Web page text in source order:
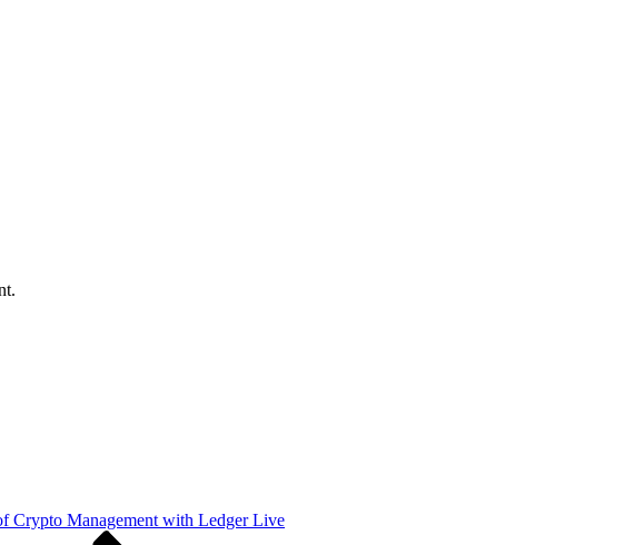
Crypto Management with Ledger Live